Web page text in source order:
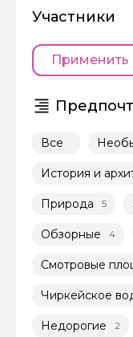
Участники
Применить
Все
История и
Природа 5
Обзорные 4
Смотровые
Чиркейское
Недорогие 2